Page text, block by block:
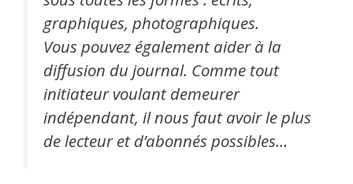
graphiques, photographiques.
Vous pouvez également aider à la
diffusion du journal. Comme tout
initiateur voulant demeurer
indépendant, il nous faut avoir le plus
de lecteur et d’abonnés possibles…